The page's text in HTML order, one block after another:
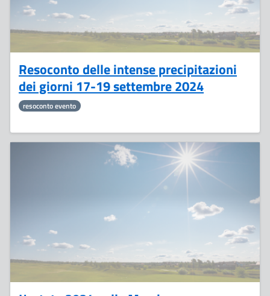
Resoconto delle intense precipitazioni
dei giorni 17-19 settembre 2024
resoconto evento